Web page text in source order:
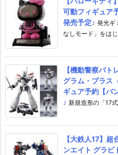
可動フィギュア
発売予定♪ 発光ギ
なしモード」をは
【機動警察パ
グラム・プラス
ギュア予約【バ
♪ 新規造形の「17
【大鉄人17】
ンエイト グラビ